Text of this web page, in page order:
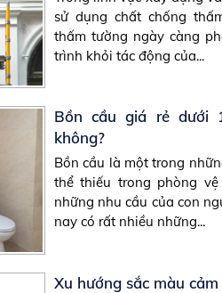
sử dụng chất chống
thấm tường ngày càng
trình khỏi tác động của...
Bồn cầu giá rẻ dưới
không?
Bồn cầu là một trong
thể thiếu trong phòng
những nhu cầu của con
nay có rất nhiều những...
Xu hướng sắc màu